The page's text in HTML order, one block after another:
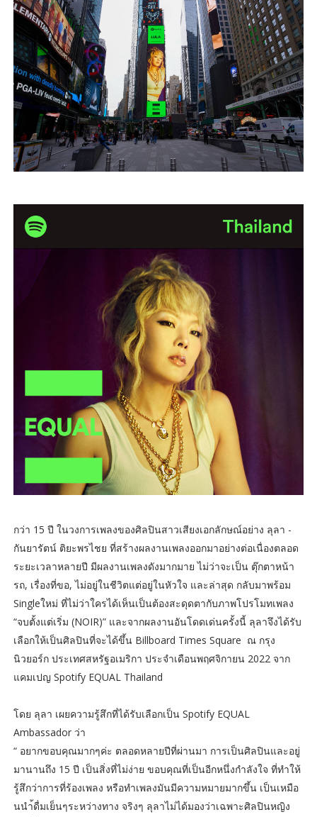
กว่า 15 ปี ในวงการเพลงของศิลปินสาวเสียงเอกลักษณ์อย่าง ลุลา -
กันยารัตน์ ติยะพรไชย ที่สร้างผลงานเพลงออกมาอย่างต่อเนื่องตลอด
ระยะเวลาหลายปี มีผลงานเพลงดังมากมาย ไม่ว่าจะเป็น ตุ๊กตาหน้า
รถ, เรื่องที่ขอ, ไม่อยู่ในชีวิตแต่อยู่ในหัวใจ และล่าสุด กลับมาพร้อม
Singleใหม่ ที่ไม่ว่าใครได้เห็นเป็นต้องสะดุดตากับภาพโปรโมทเพลง
“จบตั้งแต่เริ่ม (NOIR)” และจากผลงานอันโดดเด่นครั้งนี้ ลุลาจึงได้รับ
เลือกให้เป็นศิลปินที่จะได้ขึ้น Billboard Times Square ณ กรุง
นิวยอร์ก ประเทศสหรัฐอเมริกา ประจำเดือนพฤศจิกายน 2022 จาก
แคมเปญ Spotify EQUAL Thailand
โดย ลุลา เผยความรู้สึกที่ได้รับเลือกเป็น Spotify EQUAL
Ambassador ว่า
“ อยากขอบคุณมากๆค่ะ ตลอดหลายปีที่ผ่านมา การเป็นศิลปินและอยู่
มานานถึง 15 ปี เป็นสิ่งที่ไม่ง่าย ขอบคุณที่เป็นอีกหนึ่งกำลังใจ ที่ทำให้
รู้สึกว่าการที่ร้องเพลง หรือทำเพลงมันมีความหมายมากขึ้น เป็นเหมือ
นนำ้ดื่มเย็นๆระหว่างทาง จริงๆ ลุลาไม่ได้มองว่าเฉพาะศิลปินหญิง